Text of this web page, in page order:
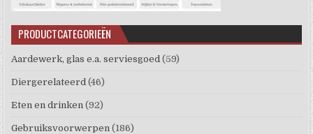
PRODUCTCATEGORIEËN
Aardewerk, glas e.a. serviesgoed (59)
Diergerelateerd (46)
Eten en drinken (92)
Gebruiksvoorwerpen (186)